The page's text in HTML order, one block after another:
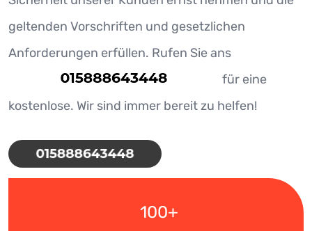
geltenden Vorschriften und gesetzlichen
Anforderungen erfüllen. Rufen Sie ans
für eine
kostenlose. Wir sind immer bereit zu helfen!
100+